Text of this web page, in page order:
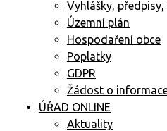
Vyhlášky,
Územní plán
Hospodaření obce
Poplatky
GDPR
Žádost o
ÚŘAD ONLINE
Aktuality